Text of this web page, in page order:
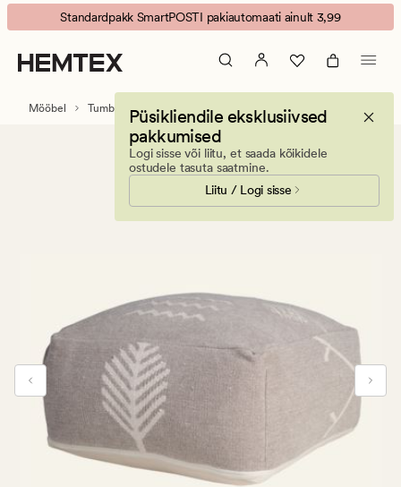
Jiva
tumba
tumeliivkollane
Animated
banner.
Press
ESCAPE
Standardpakk SmartPOSTI pakiautomaati ainult 3,99
Püsikliendile eksklusiivsed
pakkumised
Logi sisse või liitu, et saada kõikidele
ostudele tasuta saatmine.
Liitu / Logi sisse
Mööbel Tumbad